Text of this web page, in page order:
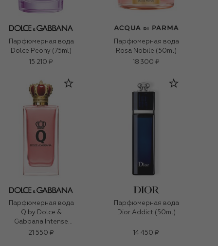
Парфюмерная вода
Dolce Peony (75ml)
15 210 ₽
Парфюмерная вода
Rosa Nobile (50ml)
18 300 ₽
Парфюмерная вода
Q by Dolce &
Gabbana Intense
(100ml)
21 550 ₽
Парфюмерная вода
Dior Addict (50ml)
14 450 ₽